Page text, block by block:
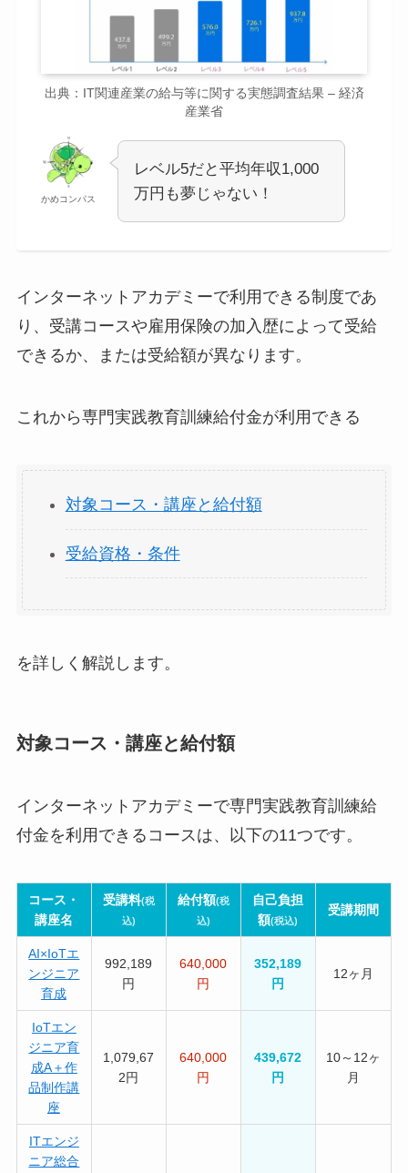
出典：IT関連産業の給与等に関する実態調査結果 – 経済
産業省
かめコンパス
レベル5だと平均年収1,000
万円も夢じゃない！
インターネットアカデミーで利用できる制度であ
り、受講コースや雇用保険の加入歴によって受給
できるか、または受給額が異なります。
これから専門実践教育訓練給付金が利用できる
対象コース・講座と給付額
受給資格・条件
を詳しく解説します。
対象コース・講座と給付額
インターネットアカデミーで専門実践教育訓練給
付金を利用できるコースは、以下の11つです。
コース・
講座名
受講料(税
込)
給付額(税
込)
自己負担
額(税込)
受講期間
AI×IoTエ
ンジニア
育成
992,189
円
640,000
円
352,189
円
12ヶ月
IoTエン
ジニア育
成A＋作
品制作講
座
1,079,67
2円
640,000
円
439,672
円
10～12ヶ
月
ITエンジ
ニア総合